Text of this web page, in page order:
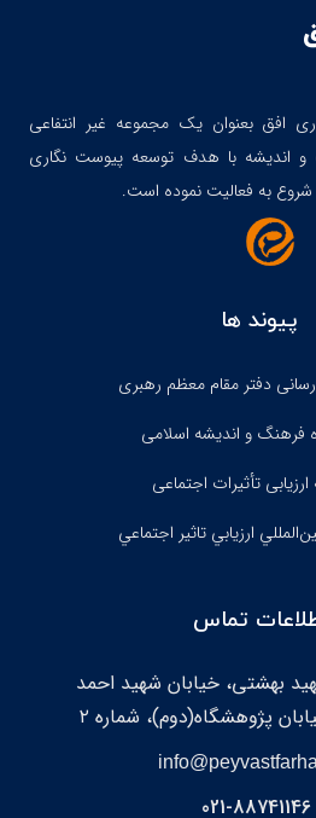
افق بعنوان یک مجموعه غیر انتفاعی
و اندیشه با هدف توسعه پیوست نگاری
پیوند ها
رسانی دفتر مقام معظم رهبری
فرهنگ و اندیشه اسلامی
تأثیرات اجتماعی
ارزيابي تاثير اجتماعي
تماس
بهشتی، خیابان شهید احمد
پژوهشگاه(دوم)، شماره ۲
021-88741146